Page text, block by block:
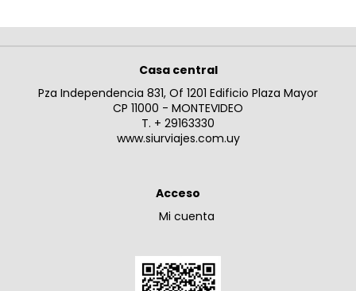
Casa central
Pza Independencia 831, Of 1201 Edificio Plaza Mayor
CP 11000 - MONTEVIDEO
T. + 29163330
www.siurviajes.com.uy
Acceso
Mi cuenta